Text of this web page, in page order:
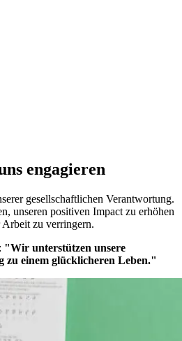
engagieren
gesellschaftlichen Verantwortung.
unseren positiven Impact zu erhöhen
Arbeit zu verringern.
"Wir unterstützen unsere
zu einem glücklicheren Leben."